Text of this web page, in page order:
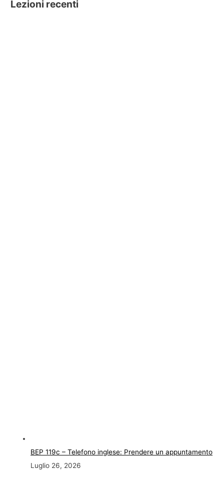
Lezioni recenti
BEP 119c – Telefono inglese: Prendere un appuntamento
Luglio 26, 2026